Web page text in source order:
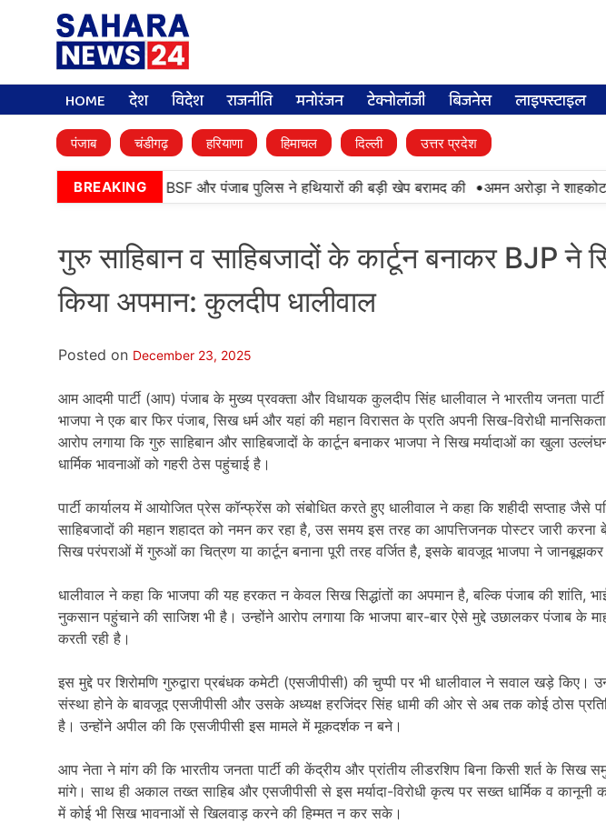
HOME देश विदेश राजनीति मनोरंजन टेक्नोलॉजी बिजनेस लाइफ्स्टाइल
पंजाब चंडीगढ़ हरियाणा हिमाचल दिल्ली उत्तर प्रदेश
BREAKING
तरनतारन में बड़ी कामयाबी, BSF और पंजाब पुलिस ने हथियारों की बड़ी खेप बरामद की • अमन अरोड़ा ने शाहकोट
गुरु साहिबान व साहिबजादों के कार्टून बनाकर BJP ने
किया अपमान: कुलदीप धालीवाल
Posted on December 23, 2025
आम आदमी पार्टी (आप) पंजाब के मुख्य प्रवक्ता और विधायक कुलदीप सिंह धालीवाल ने भारतीय जनता
भाजपा ने एक बार फिर पंजाब, सिख धर्म और यहां की महान विरासत के प्रति अपनी सिख-विरोधी
आरोप लगाया कि गुरु साहिबान और साहिबजादों के कार्टून बनाकर भाजपा ने सिख मर्यादाओं का खुला
धार्मिक भावनाओं को गहरी ठेस पहुंचाई है।
पार्टी कार्यालय में आयोजित प्रेस कॉन्फ्रेंस को संबोधित करते हुए धालीवाल ने कहा कि शहीदी सप्ताह जैसे
साहिबजादों की महान शहादत को नमन कर रहा है, उस समय इस तरह का आपत्तिजनक पोस्टर जारी करना
सिख परंपराओं में गुरुओं का चित्रण या कार्टून बनाना पूरी तरह वर्जित है, इसके बावजूद भाजपा ने
धालीवाल ने कहा कि भाजपा की यह हरकत न केवल सिख सिद्धांतों का अपमान है, बल्कि पंजाब की शांति,
नुकसान पहुंचाने की साजिश भी है। उन्होंने आरोप लगाया कि भाजपा बार-बार ऐसे मुद्दे उछालकर पंजाब के
करती रही है।
इस मुद्दे पर शिरोमणि गुरुद्वारा प्रबंधक कमेटी (एसजीपीसी) की चुप्पी पर भी धालीवाल ने सवाल खड़े किए।
संस्था होने के बावजूद एसजीपीसी और उसके अध्यक्ष हरजिंदर सिंह धामी की ओर से अब तक कोई ठोस
है। उन्होंने अपील की कि एसजीपीसी इस मामले में मूकदर्शक न बने।
आप नेता ने मांग की कि भारतीय जनता पार्टी की केंद्रीय और प्रांतीय लीडरशिप बिना किसी शर्त के सिख
मांगे। साथ ही अकाल तख्त साहिब और एसजीपीसी से इस मर्यादा-विरोधी कृत्य पर सख्त धार्मिक व कानूनी
में कोई भी सिख भावनाओं से खिलवाड़ करने की हिम्मत न कर सके।